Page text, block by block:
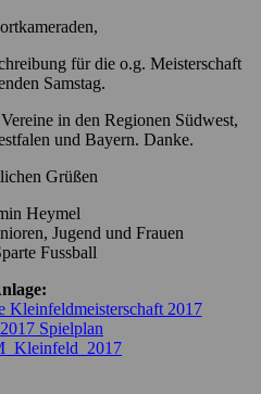
für die o.g. Meisterschaft
Samstag.
in den Regionen Südwest,
und Bayern. Danke.
Grüßen
Heymel
Jugend und Frauen
Fussball
Kleinfeldmeisterschaft 2017
Spielplan